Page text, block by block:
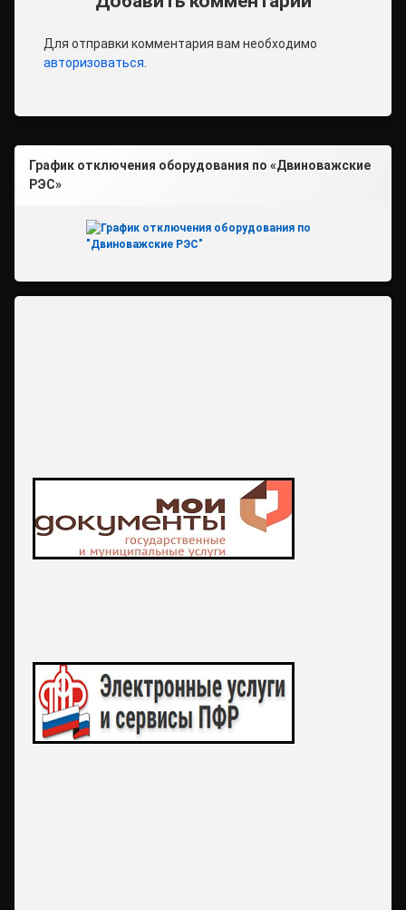
Для отправки комментария вам необходимо
авторизоваться
График отключения оборудования по «Двиноважские
РЭС»